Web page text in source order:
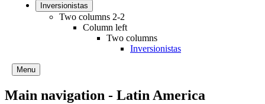
Inversionistas
Two columns 2-2
Column left
Two columns
Inversionistas
Menu
Main navigation - Latin America